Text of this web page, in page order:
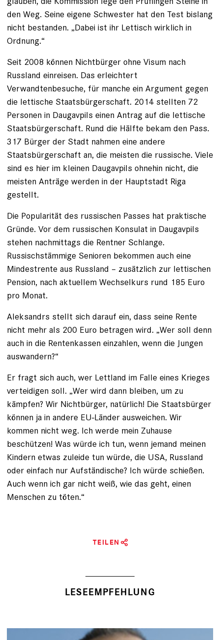
den Weg. Seine eigene Schwester hat den Test bislang
nicht bestanden. „Dabei ist ihr Lettisch wirklich in
Ordnung.“
Seit 2008 können Nichtbürger ohne Visum nach
Russland ­einreisen. Das erleichtert
Verwandtenbesuche, für manche ein Argument gegen
die lettische Staatsbürgerschaft. 2014 stellten 72
Personen in Daugavpils einen Antrag auf die lettische
Staatsbürgerschaft. Rund die Hälfte bekam den Pass.
317 Bürger der Stadt nahmen eine andere
Staatsbürgerschaft an, die meisten die russische. Viele
sind es hier im kleinen Daugavpils ohnehin nicht, die
meisten Anträge werden in der Hauptstadt Riga
gestellt.
Die Popularität des russischen Passes hat praktische
Gründe. Vor dem russischen Konsulat in Daugavpils
stehen nachmittags die Rentner Schlange.
Russischstämmige Senioren bekommen auch eine
Mindestrente aus Russland – zusätzlich zur lettischen
Pen­sion, nach aktuellem Wechselkurs rund 185 Euro
pro Monat.
Aleksandrs stellt sich darauf ein, dass seine Rente
nicht mehr als 200 Euro betragen wird. „Wer soll denn
auch in die Rentenkassen einzahlen, wenn die Jungen
auswandern?“
Er fragt sich auch, wer Lettland im Falle eines Krieges
vertei­digen soll. „Wer wird dann bleiben, um zu
kämpfen? Wir Nichtbürger, natürlich! Die Staatsbürger
können ja in andere EU-­Länder ausweichen. Wir
kommen nicht weg. Ich werde mein Zuhause
beschützen! Was würde ich tun, wenn jemand meinen
Kindern etwas zuleide tun würde, die USA, Russland
oder einfach nur Aufständische? Ich würde schießen.
Auch wenn ich gar nicht weiß, wie das geht, einen
Menschen zu töten.“
TEILEN
LESEEMPFEHLUNG